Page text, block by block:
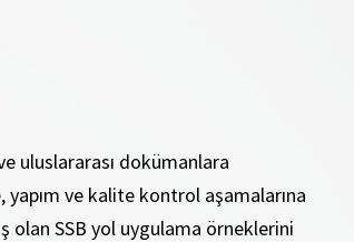
uluslararası dokümanlara
yapım ve kalite kontrol aşamalarına
olan SSB yol uygulama örneklerini